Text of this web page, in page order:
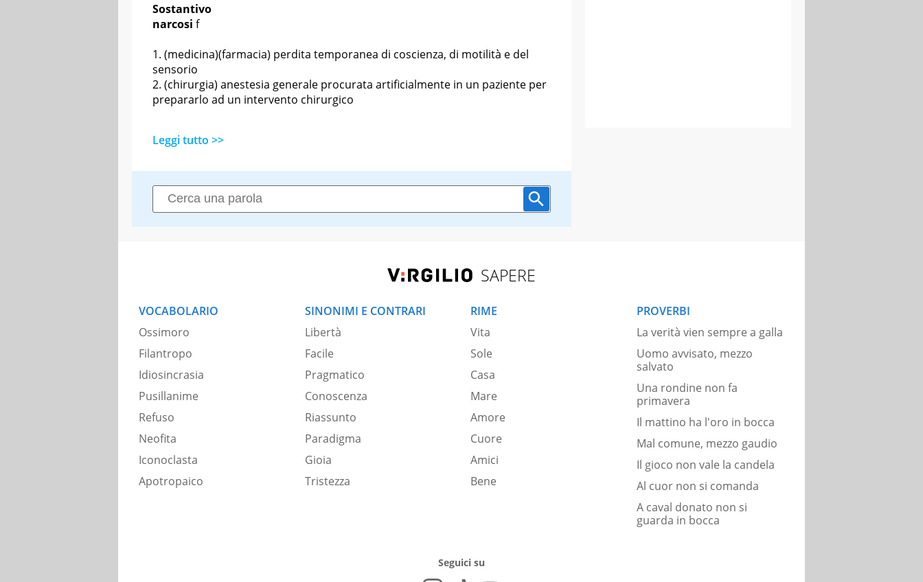
Sostantivo
narcosi f
(medicina)(farmacia) perdita temporanea di coscienza, di motilità e del
sensorio
(chirurgia) anestesia generale procurata artificialmente in un paziente per
prepararlo ad un intervento chirurgico
Leggi tutto >>
SAPERE
VOCABOLARIO
Ossimoro
Filantropo
Idiosincrasia
Pusillanime
Refuso
Neofita
Iconoclasta
Apotropaico
SINONIMI E CONTRARI
Libertà
Facile
Pragmatico
Conoscenza
Riassunto
Paradigma
Gioia
Tristezza
RIME
Vita
Sole
Casa
Mare
Amore
Cuore
Amici
Bene
PROVERBI
La verità vien sempre a galla
Uomo avvisato, mezzo
salvato
Una rondine non fa
primavera
Il mattino ha l'oro in bocca
Mal comune, mezzo gaudio
Il gioco non vale la candela
Al cuor non si comanda
A caval donato non si
guarda in bocca
Seguici su